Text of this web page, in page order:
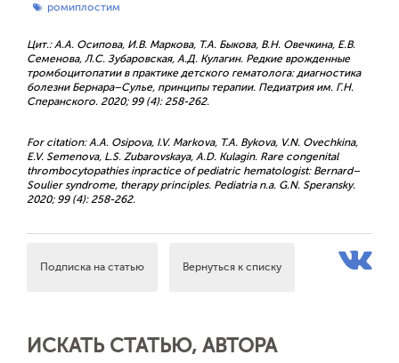
ромиплостим
Цит.: А.А. Осипова, И.В. Маркова, Т.А. Быкова, В.Н. Овечкина, Е.В.
Семенова, Л.С. Зубаровская, А.Д. Кулагин. Редкие врожденные
тромбоцитопатии в практике детского гематолога: диагностика
болезни Бернара–Сулье, принципы терапии. Педиатрия им. Г.Н.
Сперанского. 2020; 99 (4): 258-262.
For citation: A.A. Osipova, I.V. Markova, T.A. Bykova, V.N. Ovechkina,
E.V. Semenova, L.S. Zubarovskaya, A.D. Kulagin. Rare congenital
thrombocytopathies inpractice of pediatric hematologist: Bernard–
Soulier syndrome, therapy principles. Pediatria n.a. G.N. Speransky.
2020; 99 (4): 258-262.
Подписка на статью Вернуться к списку
ИСКАТЬ СТАТЬЮ, АВТОРА